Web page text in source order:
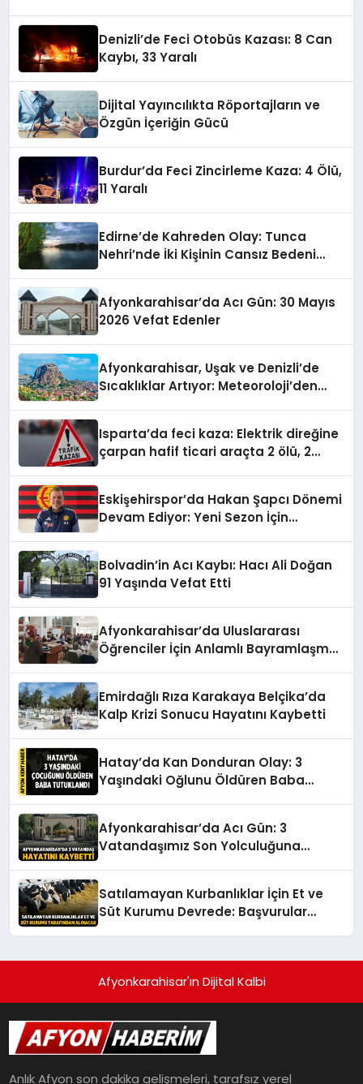
Denizli’de Feci Otobüs Kazası: 8 Can
Kaybı, 33 Yaralı
Dijital Yayıncılıkta Röportajların ve
Özgün İçeriğin Gücü
Burdur’da Feci Zincirleme Kaza: 4 Ölü,
11 Yaralı
Edirne’de Kahreden Olay: Tunca
Nehri’nde İki Kişinin Cansız Bedeni
Afyonkarahisar’da Acı Gün: 30 Mayıs
2026 Vefat Edenler
Afyonkarahisar, Uşak ve Denizli’de
Sıcaklıklar Artıyor: Meteoroloji’den
Isparta’da feci kaza: Elektrik direğine
çarpan hafif ticari araçta 2 ölü, 2
Eskişehirspor’da Hakan Şapcı Dönemi
Devam Ediyor: Yeni Sezon İçin
Bolvadin’in Acı Kaybı: Hacı Ali Doğan
91 Yaşında Vefat Etti
Afyonkarahisar’da Uluslararası
Öğrenciler İçin Anlamlı Bayramlaşma
Emirdağlı Rıza Karakaya Belçika’da
Kalp Krizi Sonucu Hayatını Kaybetti
Hatay’da Kan Donduran Olay: 3
Yaşındaki Oğlunu Öldüren Baba
Afyonkarahisar’da Acı Gün: 3
Vatandaşımız Son Yolculuğuna
Satılamayan Kurbanlıklar İçin Et ve
Süt Kurumu Devrede: Başvurular
Afyonkarahisar'ın Dijital Kalbi
Anlık Afyon son dakika gelişmeleri, tarafsız yerel